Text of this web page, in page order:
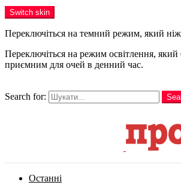
Switch skin
Переключіться на темний режим, який
Переключіться на режим освітлення, який
приємним для очей в денний час.
Search for:
Останні